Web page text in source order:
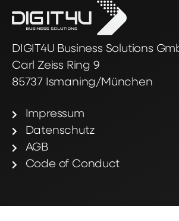
DIGIT4U Business Solutions
Carl Zeiss Ring 9
85737 Ismaning/München
Impressum
Datenschutz
AGB
Code of Conduct